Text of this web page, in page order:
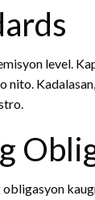
level.
nito.